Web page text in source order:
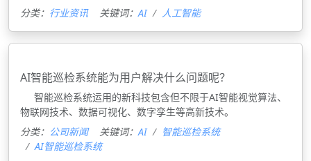
分类： 行业资讯 关键词： AI 人工智能
AI智能巡检系统能为用户解决什么问题呢？
​​​​​​​ 智能巡检系统运用的新科技包含但不限于AI智能视觉算法、
物联网技术、数据可视化、数字孪生等高新技术。
分类： 公司新闻 关键词： AI
智能巡检系统
AI智能巡检系统